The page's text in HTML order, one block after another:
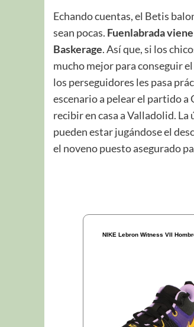
Echando cuentas, el Betis
sean pocas. Fuenlabrada
Baskerage. Así que, si los
mucho mejor para conseguir
los perseguidores les pasa
escenario a pelear el partido a
recibir en casa a Valladolid.
pueden estar jugándose el
el noveno puesto asegurado